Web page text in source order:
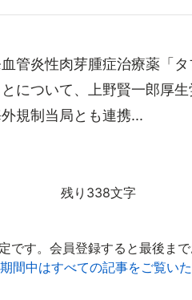
管炎性肉芽腫症治療薬「
について、上野賢一郎厚
規制当局とも連携...
残り338文字
です。会員登録すると最後まで
間中はすべての記事をご覧い